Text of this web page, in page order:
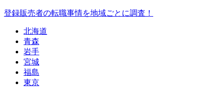
登録販売者の転職事情を地域ごとに調査！
北海道
青森
岩手
宮城
福島
東京